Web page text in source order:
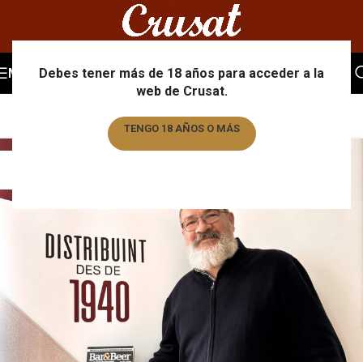
Debes tener más de 18 años para acceder a la
web de Crusat.
TENGO 18 AÑOS O MÁS
MENU Equipo